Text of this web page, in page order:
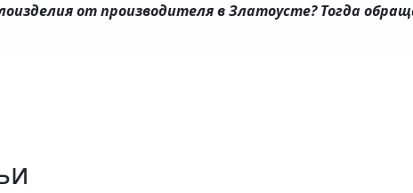
от производителя в Златоусте? Тогда